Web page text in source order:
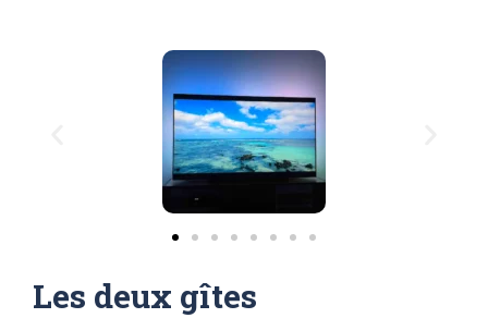
Les deux gîtes